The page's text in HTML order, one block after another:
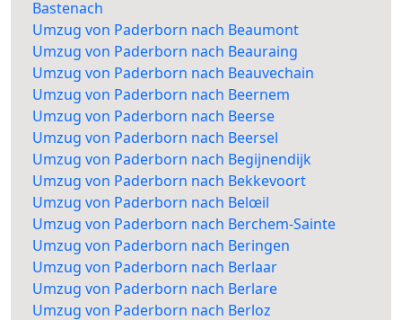
Bastenach
Umzug von Paderborn nach Beaumont
Umzug von Paderborn nach Beauraing
Umzug von Paderborn nach Beauvechain
Umzug von Paderborn nach Beernem
Umzug von Paderborn nach Beerse
Umzug von Paderborn nach Beersel
Umzug von Paderborn nach Begijnendijk
Umzug von Paderborn nach Bekkevoort
Umzug von Paderborn nach Belœil
Umzug von Paderborn nach Berchem-Sainte
Umzug von Paderborn nach Beringen
Umzug von Paderborn nach Berlaar
Umzug von Paderborn nach Berlare
Umzug von Paderborn nach Berloz